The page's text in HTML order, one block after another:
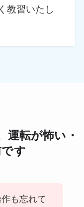
教習いたし
運転が怖い・
す
も忘れて